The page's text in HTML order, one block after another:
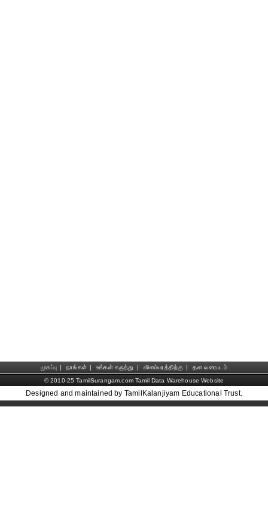
முகப்பு | நாங்கள் | உங்கள் கருத்து | விளம்பரத்திற்கு |
தள வரைபடம்
© 2010-25 TamilSurangam.com Tamil Data Warehouse Website
Designed and maintained by TamilKalanjiyam Educational Trust.